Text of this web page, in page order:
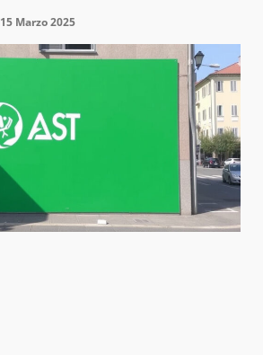
15 Marzo 2025